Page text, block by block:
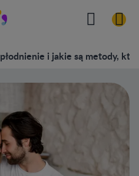
i jakie są metody,